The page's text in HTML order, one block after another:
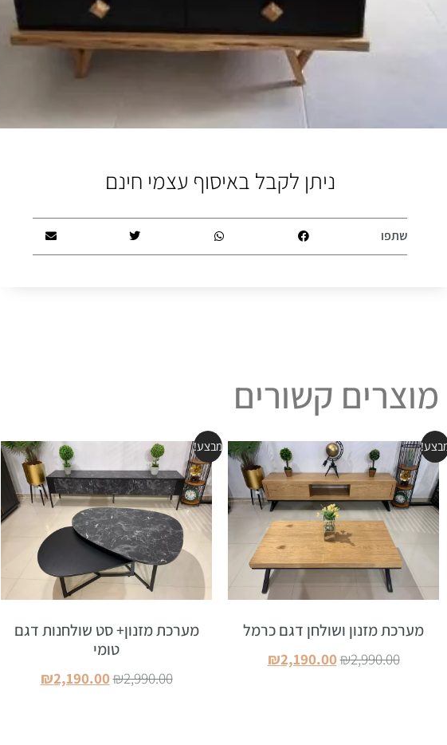
ניתן לקבל באיסוף עצמי חינם
שתפו
מוצרים קשורים
מערכת מזנון ושולחן דגם כרמל
₪2,990.00
₪2,190.00
מבצע!
מערכת מזנון+ סט שולחנות דגם
טומי
₪2,990.00
₪2,190.00